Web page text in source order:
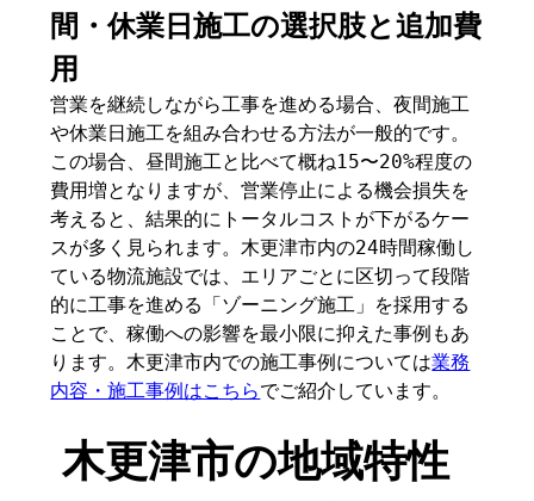
間・休業日施工の選択肢と追加費
用
営業を継続しながら工事を進める場合、夜間施工
や休業日施工を組み合わせる方法が一般的です。
この場合、昼間施工と比べて概ね15〜20%程度の
費用増となりますが、営業停止による機会損失を
考えると、結果的にトータルコストが下がるケー
スが多く見られます。木更津市内の24時間稼働し
ている物流施設では、エリアごとに区切って段階
的に工事を進める「ゾーニング施工」を採用する
ことで、稼働への影響を最小限に抑えた事例もあ
ります。木更津市内での施工事例については業務
内容・施工事例はこちらでご紹介しています。
木更津市の地域特性